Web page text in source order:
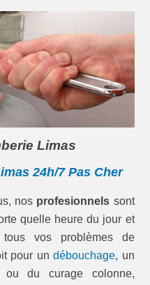
Limas
24h/7 Pas Cher
nos profesionnels sont
quelle heure du jour et
vos problèmes de
pour undébouchage, un
du curage colonne,